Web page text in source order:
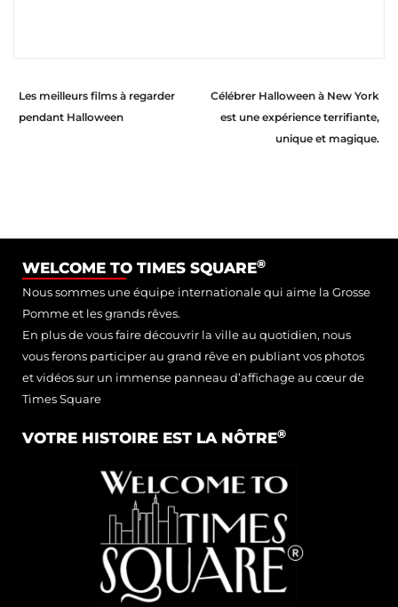
Les meilleurs films à regarder
pendant Halloween
Célébrer Halloween à New York
est une expérience terrifiante,
unique et magique.
WELCOME TO TIMES SQUARE®
Nous sommes une équipe internationale qui aime la Grosse
Pomme et les grands rêves.
En plus de vous faire découvrir la ville au quotidien, nous
vous ferons participer au grand rêve en publiant vos photos
et vidéos sur un immense panneau d’affichage au cœur de
Times Square
VOTRE HISTOIRE EST LA NÔTRE®